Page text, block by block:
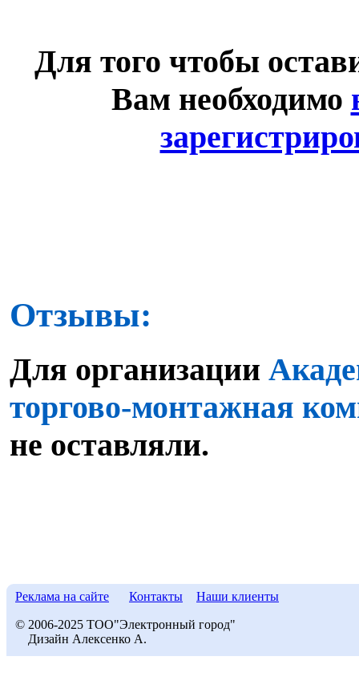
Для того чтобы
Вам необходимо
Отзывы:
Для организации
торгово-монтажная
не оставляли.
Реклама на сайте Контакты Наши клиенты
© 2006-2025 ТОО"Электронный город"
Дизайн Алексенко А.